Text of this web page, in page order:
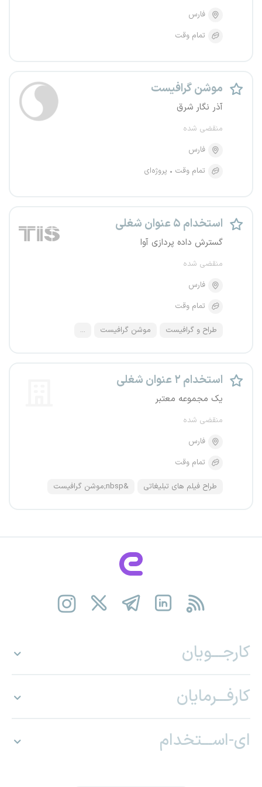
فارس
تمام وقت
موشن گرافیست
آذر نگار شرق
منقضی شده
فارس
تمام وقت
پروژه‌ای
استخدام ۵ عنوان شغلی
گسترش داده پردازی آوا
منقضی شده
فارس
تمام وقت
طراح و گرافیست موشن گرافیست ...
استخدام ۲ عنوان شغلی
یک مجموعه معتبر
منقضی شده
فارس
تمام وقت
طراح فیلم های تبلیغاتی &nbsp;موشن گرافیست
کارجـــویان
کارفـــرمایان
ای-اســـتخدام